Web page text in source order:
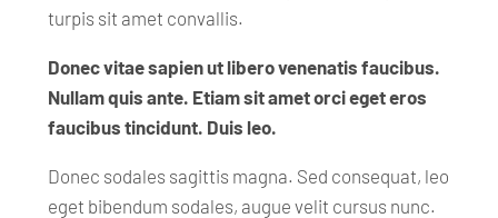
turpis sit amet convallis.
Donec vitae sapien ut libero venenatis faucibus.
Nullam quis ante. Etiam sit amet orci eget eros
faucibus tincidunt. Duis leo.
Donec sodales sagittis magna. Sed consequat, leo
eget bibendum sodales, augue velit cursus nunc.